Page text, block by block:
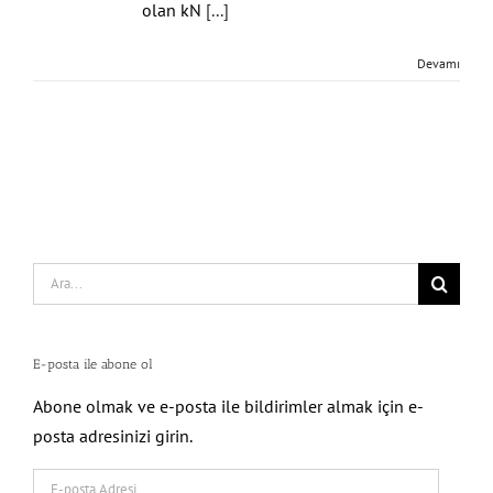
olan kN [...]
Devamı
Search
for:
E-posta ile abone ol
Abone olmak ve e-posta ile bildirimler almak için e-
posta adresinizi girin.